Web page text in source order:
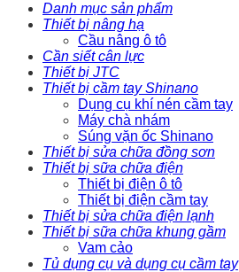
Danh mục sản phẩm
Thiết bị nâng hạ
Cầu nâng ô tô
Cần siết cân lực
Thiết bị JTC
Thiết bị cầm tay Shinano
Dụng cụ khí nén cầm tay
Máy chà nhám
Súng vặn ốc Shinano
Thiết bị sửa chữa đồng sơn
Thiết bị sữa chữa điện
Thiết bị điện ô tô
Thiết bị điện cầm tay
Thiết bị sửa chữa điện lạnh
Thiết bị sữa chữa khung gầm
Vam cảo
Tủ dụng cụ và dụng cụ cầm tay